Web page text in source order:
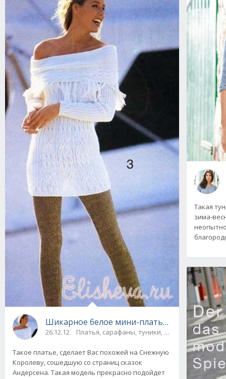
Шикарное белое мини-платье с бахромой
26.12.12 Платья, сарафаны, туники, юбки
Такое платье, сделает Вас похожей на Снежную
Королеву, сошедшую со страниц сказок
Андерсена. Такая модель прекрасно подойдет
Такая
зима-